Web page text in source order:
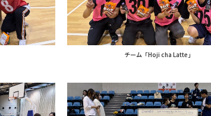
チーム「Hoji cha Latte」